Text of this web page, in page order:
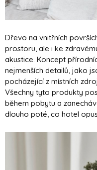
Dřevo na vnitřních
prostoru, ale i ke
akustice. Koncept
nejmenších detailů, jako
pocházející z místních
Všechny tyto produkty
během pobytu a
dlouho poté, co hotel